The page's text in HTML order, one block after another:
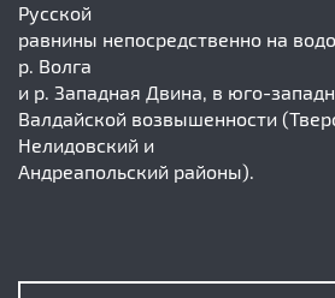
Русской
равнины непосредственно на
р. Волга
и р. Западная Двина, в юго-
Валдайской возвышенности
Нелидовский и
Андреапольский районы).